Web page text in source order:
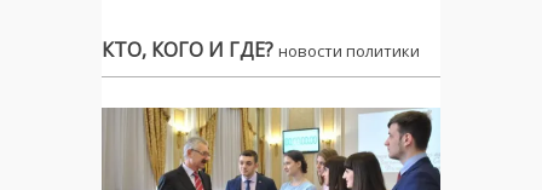
КТО, КОГО И ГДЕ? новости политики